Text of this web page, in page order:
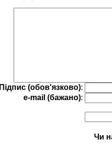
Підпис (обов'язково):
e-mail (бажано):
Чи